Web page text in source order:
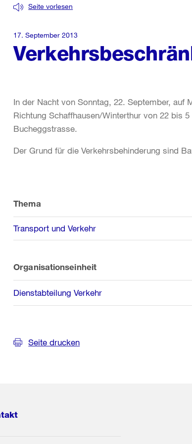
Seite vorlesen
17. September 2013
In der Nacht von Sonntag, 22. September, auf
Richtung Schaffhausen/Winterthur von 22 bis
Bucheggstrasse.
Der Grund für die Verkehrsbehinderung sind
Informationen
Thema
Transport und Verkehr
Organisationseinheit
Dienstabteilung Verkehr
Seite drucken